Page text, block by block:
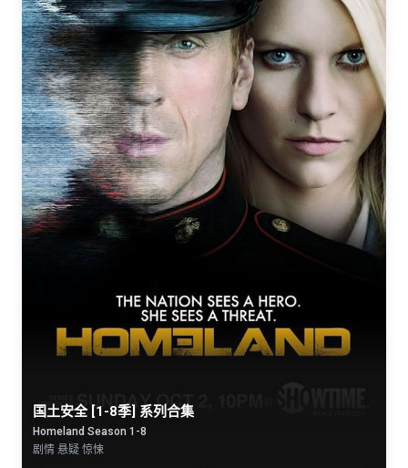
国土安全 [1-8季] 系列合集
Homeland Season 1-8
剧情 悬疑 惊悚